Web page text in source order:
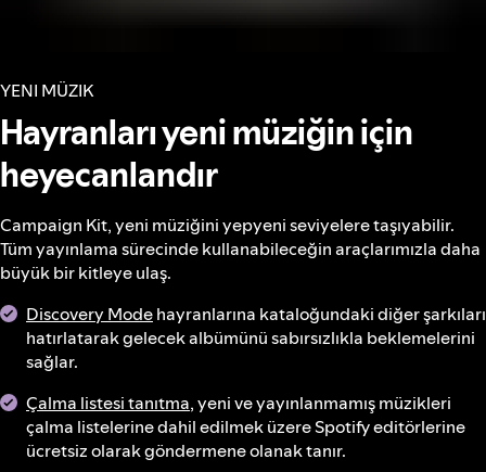
YENI MÜZIK
Hayranları yeni müziğin için
heyecanlandır
Campaign Kit, yeni müziğini yepyeni seviyelere taşıyabilir.
Tüm yayınlama sürecinde kullanabileceğin araçlarımızla daha
büyük bir kitleye ulaş.
Discovery Modehayranlarına kataloğundaki diğer şarkıları
hatırlatarak gelecek albümünü sabırsızlıkla beklemelerini
sağlar.
Çalma listesi tanıtma, yeni ve yayınlanmamış müzikleri
çalma listelerine dahil edilmek üzere Spotify editörlerine
ücretsiz olarak göndermene olanak tanır.